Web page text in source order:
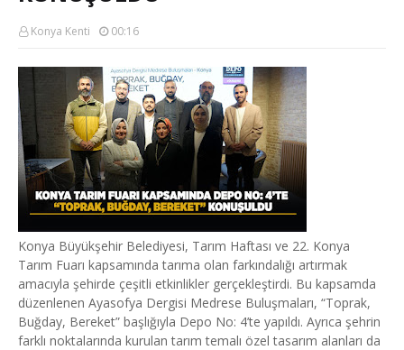
Konya Kenti 00:16
Konya Büyükşehir Belediyesi, Tarım Haftası ve 22. Konya
Tarım Fuarı kapsamında tarıma olan farkındalığı artırmak
amacıyla şehirde çeşitli etkinlikler gerçekleştirdi. Bu kapsamda
düzenlenen Ayasofya Dergisi Medrese Buluşmaları, “Toprak,
Buğday, Bereket” başlığıyla Depo No: 4’te yapıldı. Ayrıca şehrin
farklı noktalarında kurulan tarım temalı özel tasarım alanları da